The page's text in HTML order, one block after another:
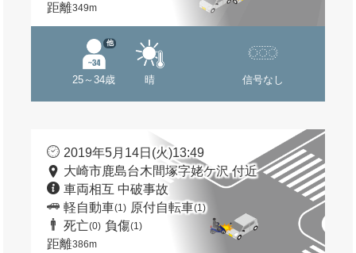
距離349m
25～34歳
他
晴 信号なし
2019年5月14日(火)13:49
大崎市鹿島台木間塚字姥ケ沢 付近
車両相互 中破事故
軽自動車(1) 原付自転車(1)
死亡(0) 負傷(1)
距離386m